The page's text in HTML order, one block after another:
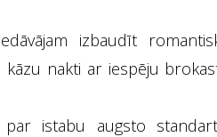
izbaudīt
nakti ar iespēju
istabu augsto